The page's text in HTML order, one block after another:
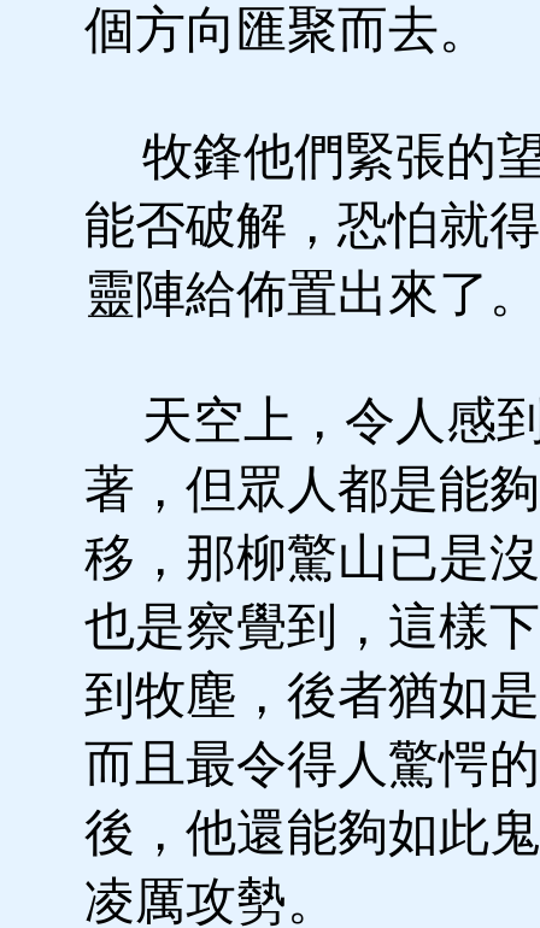
個方向匯聚而去。
牧鋒他們緊張的
能否破解，恐怕就
靈陣給佈置出來了。
天空上，令人感
著，但眾人都是能
移，那柳驚山已是
也是察覺到，這樣
到牧塵，後者猶如
而且最令得人驚愕
後，他還能夠如此
凌厲攻勢。